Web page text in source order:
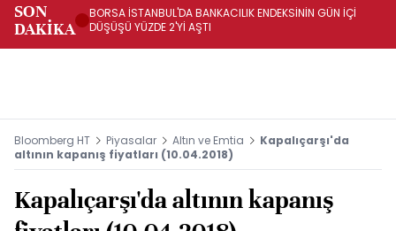
SON
DAKİKA
BORSA İSTANBUL'DA BANKACILIK ENDEKSİNİN GÜN İÇİ
DÜŞÜŞÜ YÜZDE 2'Yİ AŞTI
Bloomberg HT Piyasalar Altın ve Emtia
Kapalıçarşı'da
altının kapanış fiyatları (10.04.2018)
Kapalıçarşı'da altının kapanış